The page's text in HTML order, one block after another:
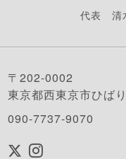
代表 清
〒202-0002
東京都西東京市ひば
090-7737-9070